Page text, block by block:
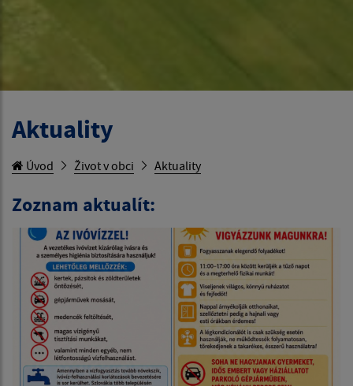
Aktuality
Úvod Život v obci Aktuality
Zoznam aktualít: